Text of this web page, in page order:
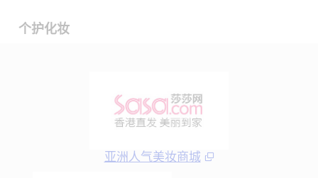
个护化妆
亚洲人气美妆商城